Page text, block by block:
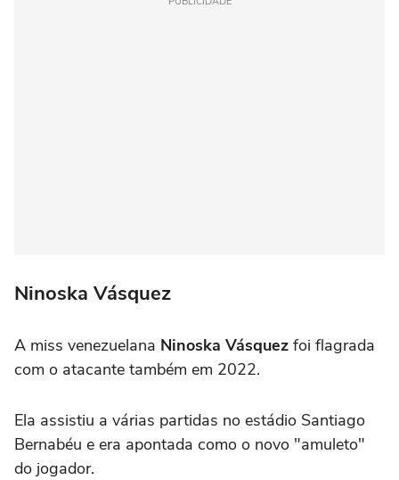
Ninoska Vásquez
A miss venezuelana Ninoska Vásquez foi flagrada
com o atacante também em 2022.
Ela assistiu a várias partidas no estádio Santiago
Bernabéu e era apontada como o novo "amuleto"
do jogador.